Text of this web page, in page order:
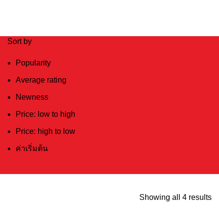
Sort by
Popularity
Average rating
Newness
Price: low to high
Price: high to low
ค่าเริ่มต้น
Showing all 4 results